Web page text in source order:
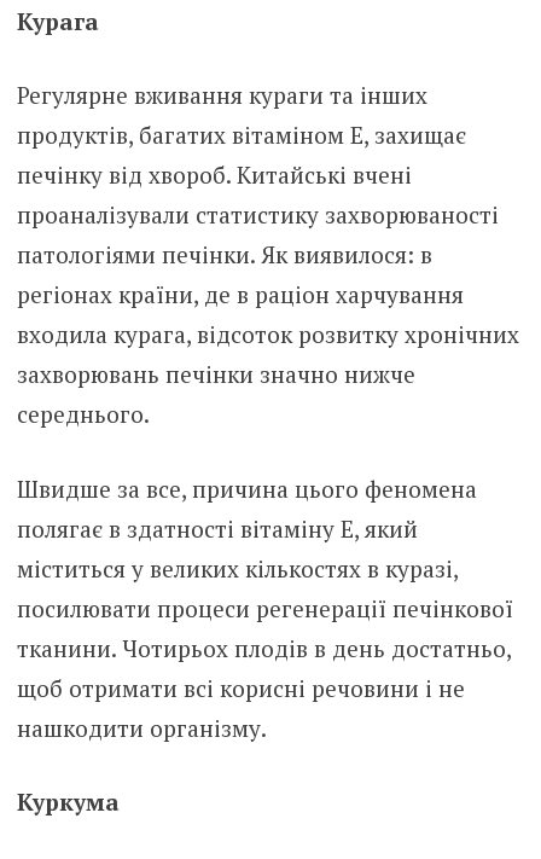
Курага
Регулярне вживання кураги та інших
продуктів, багатих вітаміном Е, захищає
печінку від хвороб. Китайські вчені
проаналізували статистику захворюваності
патологіями печінки. Як виявилося: в
регіонах країни, де в раціон харчування
входила курага, відсоток розвитку хронічних
захворювань печінки значно нижче
середнього.
Швидше за все, причина цього феномена
полягає в здатності вітаміну Е, який
міститься у великих кількостях в куразі,
посилювати процеси регенерації печінкової
тканини. Чотирьох плодів в день достатньо,
щоб отримати всі корисні речовини і не
нашкодити організму.
Куркума